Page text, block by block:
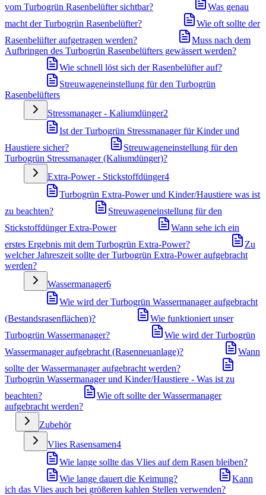
vom Turbogrün Rasenbelüfter sichtbar?
Was genau
macht der Turbogrün Rasenbelüfter?
Wie oft sollte der
Rasenbelüfter aufgetragen werden?
Muss nach dem
Aufbringen des Turbogrün Rasenbelüfters gewässert werden?
Wie schnell löst sich der Rasenbelüfter auf?
Streuwageneinstellung für den Turbogrün
Rasenbelüfters
Stressmanager - Kaliumdünger2
Ist der Turbogrün Stressmanager für Kinder und
Haustiere sicher?
Streuwageneinstellung für den
Turbogrün Stressmanager (Kaliumdünger)?
Extra-Power - Stickstoffdünger4
Turbogrün Extra-Power und Kinder/Haustiere was ist
zu beachten?
Streuwageneinstellung für den
Stickstoffdünger Extra-Power
Wann sehe ich ein
erstes Ergebnis mit dem Turbogrün Extra-Power?
Zu
welcher Jahreszeit sollte der Turbogrün Extra-Power aufgebracht
werden?
Wassermanager6
Wie wird der Turbogrün Wassermanager aufgebracht
(Bestandsrasenflächen)?
Wie funktioniert unser
Turbogrün Wassermanager?
Wie wird der Turbogrün
Wassermanager aufgebracht (Rasenneuanlage)?
Wann
sollte der Wassermanager aufgebracht werden?
Turbogrün Wassermanager und Kinder/Haustiere - Was ist zu
beachten?
Wie oft sollte der Wassermanager
aufgebracht werden?
Zubehör
Vlies Rasensamen4
Wie lange sollte das Vlies auf dem Rasen bleiben?
Wie lange dauert die Keimung?
Kann
ich das Vlies auch bei größeren kahlen Stellen verwenden?